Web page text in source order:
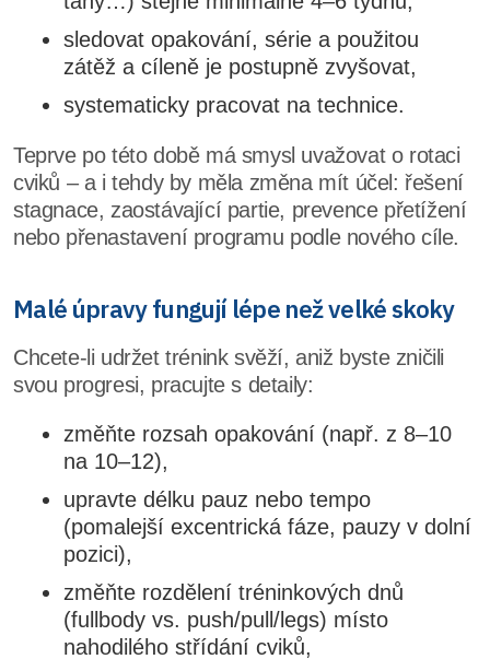
sledovat opakování, série a použitou
zátěž a cíleně je postupně zvyšovat,
systematicky pracovat na technice.
Teprve po této době má smysl uvažovat o rotaci
cviků – a i tehdy by měla změna mít účel: řešení
stagnace, zaostávající partie, prevence přetížení
nebo přenastavení programu podle nového cíle.
Malé úpravy fungují lépe než velké skoky
Chcete-li udržet trénink svěží, aniž byste zničili
svou progresi, pracujte s detaily:
změňte rozsah opakování (např. z 8–10
na 10–12),
upravte délku pauz nebo tempo
(pomalejší excentrická fáze, pauzy v dolní
pozici),
změňte rozdělení tréninkových dnů
(fullbody vs. push/pull/legs) místo
nahodilého střídání cviků,